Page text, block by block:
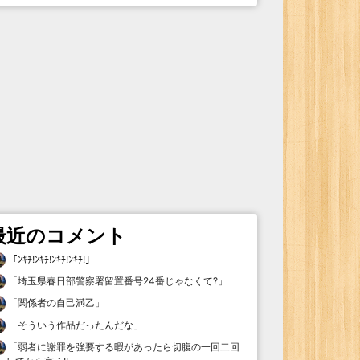
近のコメント
「ﾝｷﾁ!ﾝｷﾁ!ﾝｷﾁ!ﾝｷﾁ! 」
「埼玉県春日部警察署留置番号24番じゃなくて? 」
「関係者の自己満乙 」
「そういう作品だったんだな 」
「弱者に謝罪を強要する暇があったら切腹の一回二回